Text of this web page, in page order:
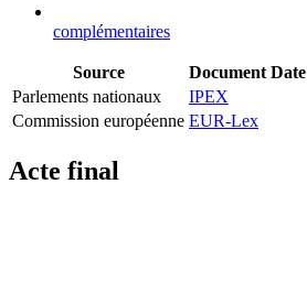
complémentaires
Source Document Date
Parlements nationaux
IPEX
Commission européenne EUR-Lex
Acte final